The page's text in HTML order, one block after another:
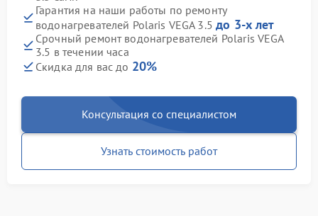
Гарантия на наши работы по ремонту
водонагревателей Polaris VEGA 3.5до 3-х лет
Срочный ремонт водонагревателей Polaris VEGA
3.5 в течении часа
Скидка для вас до 20%
Консультация со специалистом
Узнать стоимость работ